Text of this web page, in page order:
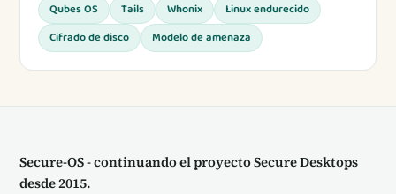
Qubes OS Tails Whonix
Linux endurecido
Cifrado de disco
Modelo de amenaza
Secure-OS - continuando el proyecto Secure Desktops
desde 2015.